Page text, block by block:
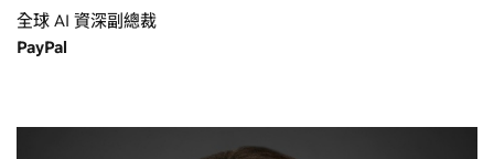
全球 AI 資深副總裁
PayPal